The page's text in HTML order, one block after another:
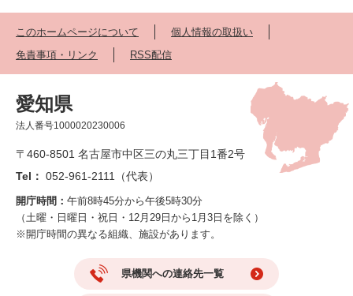
このホームページについて
個人情報の取扱い
免責事項・リンク
RSS配信
愛知県
法人番号1000020230006
〒460-8501 名古屋市中区三の丸三丁目1番2号
Tel： 052-961-2111（代表）
開庁時間： 午前8時45分から午後5時30分
（土曜・日曜日・祝日・12月29日から1月3日を除く）
※開庁時間の異なる組織、施設があります。
県機関への連絡先一覧